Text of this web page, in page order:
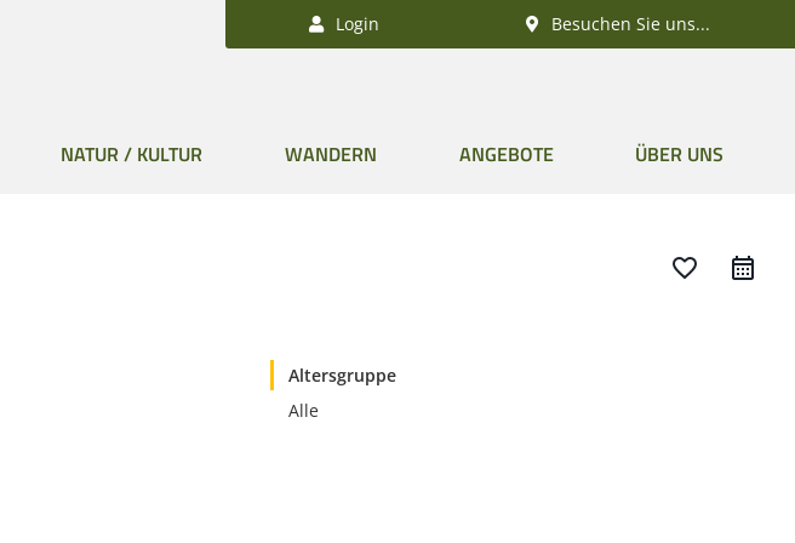
Login Besuchen Sie uns...
NATUR / KULTUR WANDERN ANGEBOTE ÜBER UNS
favorite_border
Altersgruppe
Alle